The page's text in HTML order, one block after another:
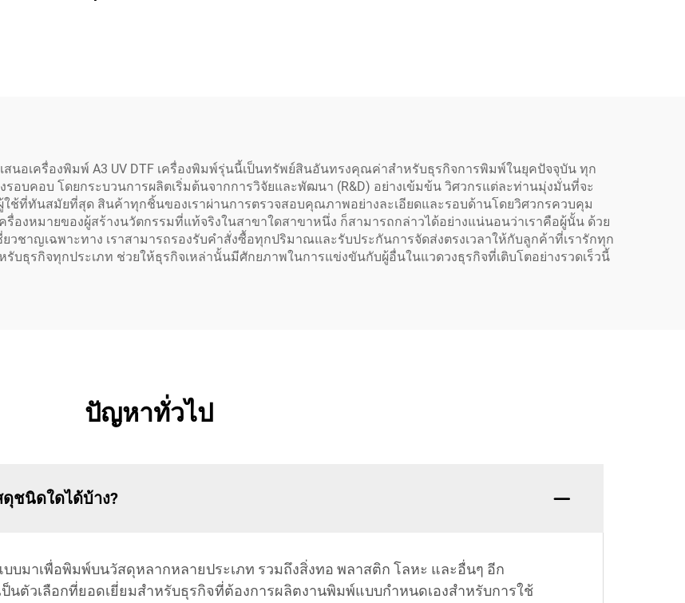
สนอเครื่องพิมพ์ A3 UV DTF เครื่องพิมพ์รุ่นนี้เป็นทรัพย์สินอันทรงคุณค่าสำหรับธุรกิจการพิมพ์ในยุคปัจจุบัน ทุก
รอบคอบ โดยกระบวนการผลิตเริ่มต้นจากการวิจัยและพัฒนา (R&D) อย่างเข้มข้น วิศวกรแต่ละท่านมุ่งมั่นที่จะ
ใช้ที่ทันสมัยที่สุด สินค้าทุกชิ้นของเราผ่านการตรวจสอบคุณภาพอย่างละเอียดและรอบด้านโดยวิศวกรควบคุม
งหมายของผู้สร้างนวัตกรรมที่แท้จริงในสาขาใดสาขาหนึ่ง ก็สามารถกล่าวได้อย่างแน่นอนว่าเราคือผู้นั้น ด้วย
วชาญเฉพาะทาง เราสามารถรองรับคำสั่งซื้อทุกปริมาณและรับประกันการจัดส่งตรงเวลาให้กับลูกค้าที่เรารักทุก
บธุรกิจทุกประเภท ช่วยให้ธุรกิจเหล่านั้นมีศักยภาพในการแข่งขันกับผู้อื่นในแวดวงธุรกิจที่เติบโตอย่างรวดเร็วนี้
ปัญหาทั่วไป
ดุชนิดใดได้บ้าง?
บบมาเพื่อพิมพ์บนวัสดุหลากหลายประเภท รวมถึงสิ่งทอ พลาสติก โลหะ และอื่นๆ อีก
ตัวเลือกที่ยอดเยี่ยมสำหรับธุรกิจที่ต้องการผลิตงานพิมพ์แบบกำหนดเองสำหรับการใช้